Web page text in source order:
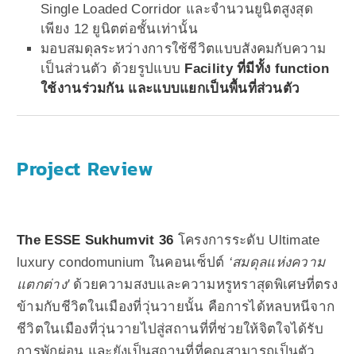
Single Loaded Corridor และจำนวนยูนิตสูงสุด
เพียง 12 ยูนิตต่อชั้นเท่านั้น
มอบสมดุลระหว่างการใช้ชีวิตแบบสังคมกับความ
เป็นส่วนตัว ด้วยรูปแบบ Facility ที่มีทั้ง function
ใช้งานร่วมกัน และแบบแยกเป็นพื้นที่ส่วนตัว
Project Review
The ESSE Sukhumvit 36 โครงการระดับ Ultimate
luxury condomunium ในคอนเซ็ปต์ ‘สมดุลแห่งความ
แตกต่าง'ด้วยความสงบและความหรูหราสุดพิเศษที่ตรง
ข้ามกับชีวิตในเมืองที่วุ่นวายนั้น คือการได้หลบหนีจาก
ชีวิตในเมืองที่วุ่นวายไปสู่สถานที่ที่ช่วยให้จิตใจได้รับ